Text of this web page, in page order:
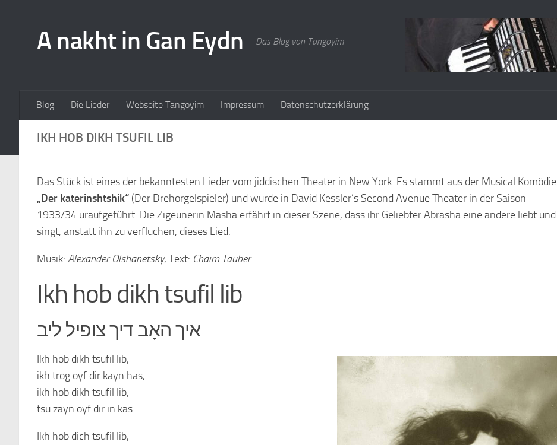
A nakht in Gan Eydn Das Blog von Tangoyim
Blog Die Lieder Webseite Tangoyim Impressum Datenschutzerklärung
IKH HOB DIKH TSUFIL LIB
Das Stück ist eines der bekanntesten Lieder vom jiddischen Theater in New York. Es stammt aus der Musical Komödie
„Der katerinshtshik“ (Der Drehorgelspieler) und wurde in David Kessler’s Second Avenue Theater in der Saison
1933/34 uraufgeführt. Die Zigeunerin Masha erfährt in dieser Szene, dass ihr Geliebter Abrasha eine andere liebt und
singt, anstatt ihn zu verfluchen, dieses Lied.
Musik: Alexander Olshanetsky, Text: Chaim Tauber
Ikh hob dikh tsufil lib
איך האָב דיך צופיל ליב
Ikh hob dikh tsufil lib,
ikh trog oyf dir kayn has,
ikh hob dikh tsufil lib,
tsu zayn oyf dir in kas.
Ikh hob dich tsufil lib,